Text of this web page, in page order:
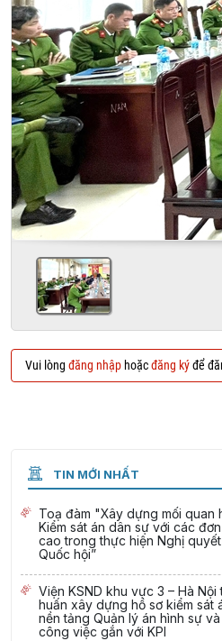
Vui lòng đăng nhập hoặcđăng kýđể
TIN MỚI NHẤT
Toạ đàm "Xây dựng mối quan
Kiểm sát án dân sự với các
cao trong thực hiện Nghị
Quốc hội”
Viện KSND khu vực 3 – Hà
huấn xây dựng hồ sơ kiểm sát
nền tảng Quản lý án hình sự
công việc gắn với KPI